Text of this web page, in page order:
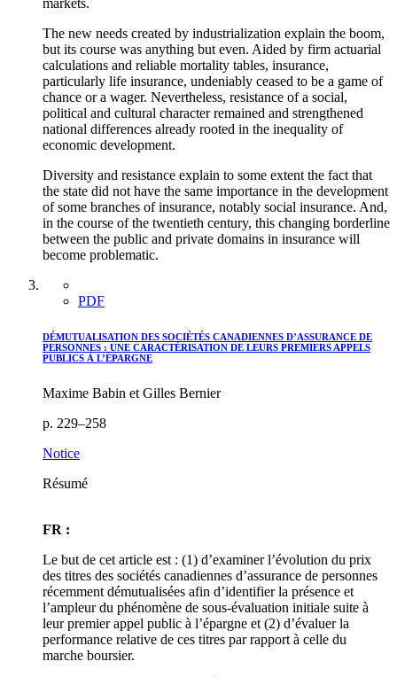
markets.
The new needs created by industrialization explain the boom,
but its course was anything but even. Aided by firm actuarial
calculations and reliable mortality tables, insurance,
particularly life insurance, undeniably ceased to be a game of
chance or a wager. Nevertheless, resistance of a social,
political and cultural character remained and strengthened
national differences already rooted in the inequality of
economic development.
Diversity and resistance explain to some extent the fact that
the state did not have the same importance in the development
of some branches of insurance, notably social insurance. And,
in the course of the twentieth century, this changing borderline
between the public and private domains in insurance will
become problematic.
PDF
DÉMUTUALISATION DES SOCIÉTÉS CANADIENNES D’ASSURANCE DE
PERSONNES : UNE CARACTÉRISATION DE LEURS PREMIERS APPELS
PUBLICS À L’ÉPARGNE
Maxime Babin et Gilles Bernier
p. 229–258
Notice
Résumé
FR :
Le but de cet article est : (1) d’examiner l’évolution du prix
des titres des sociétés canadiennes d’assurance de personnes
récemment démutualisées afin d’identifier la présence et
l’ampleur du phénomène de sous-évaluation initiale suite à
leur premier appel public à l’épargne et (2) d’évaluer la
performance relative de ces titres par rapport à celle du
marche boursier.